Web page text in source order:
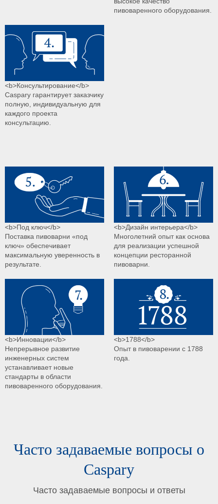
пивоваренного оборудования.
<b>Консультирование</b>
Caspary гарантирует заказчику
полную, индивидуальную для
каждого проекта
консультацию.
<b>Под ключ</b>
Поставка пивоварни «под
ключ» обеспечивает
максимальную уверенность в
результате.
<b>Дизайн интерьера</b>
Многолетний опыт как основа
для реализации успешной
концепции ресторанной
пивоварни.
<b>Инновации</b>
Непрерывное развитие
инженерных систем
устанавливает новые
стандарты в области
пивоваренного оборудования.
<b>1788</b>
Опыт в пивоварении с 1788
года.
Часто задаваемые вопросы о
Caspary
Часто задаваемые вопросы и ответы